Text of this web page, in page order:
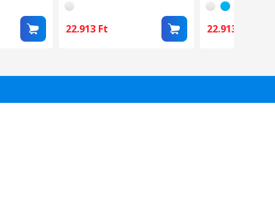
22.913 Ft 22.913